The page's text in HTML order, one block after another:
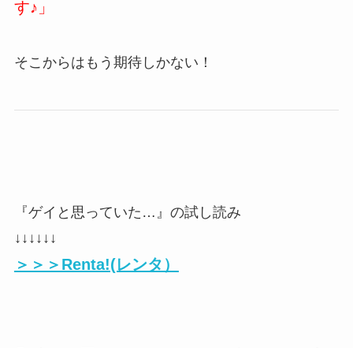
す♪」
そこからはもう期待しかない！
『ゲイと思っていた…』の試し読み
↓↓↓↓↓↓
＞＞＞Renta!(レンタ）